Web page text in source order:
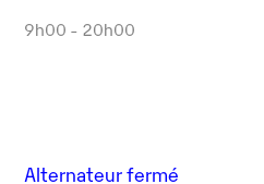
9h00 - 20h00
Alternateur fermé